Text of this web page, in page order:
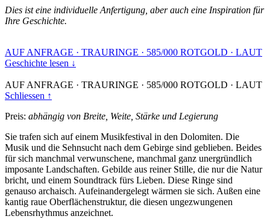
Dies ist eine individuelle Anfertigung, aber auch eine Inspiration für
Ihre Geschichte.
AUF ANFRAGE · TRAURINGE · 585/000 ROTGOLD · LAUT
Geschichte lesen ↓
AUF ANFRAGE · TRAURINGE · 585/000 ROTGOLD · LAUT
Schliessen ↑
Preis: abhängig von Breite, Weite, Stärke und Legierung
Sie trafen sich auf einem Musikfestival in den Dolomiten. Die
Musik und die Sehnsucht nach dem Gebirge sind geblieben. Beides
für sich manchmal verwunschene, manchmal ganz unergründlich
imposante Landschaften. Gebilde aus reiner Stille, die nur die Natur
bricht, und einem Soundtrack fürs Lieben. Diese Ringe sind
genauso archaisch. Aufeinandergelegt wärmen sie sich. Außen eine
kantig raue Oberflächenstruktur, die diesen ungezwungenen
Lebensrhythmus anzeichnet.